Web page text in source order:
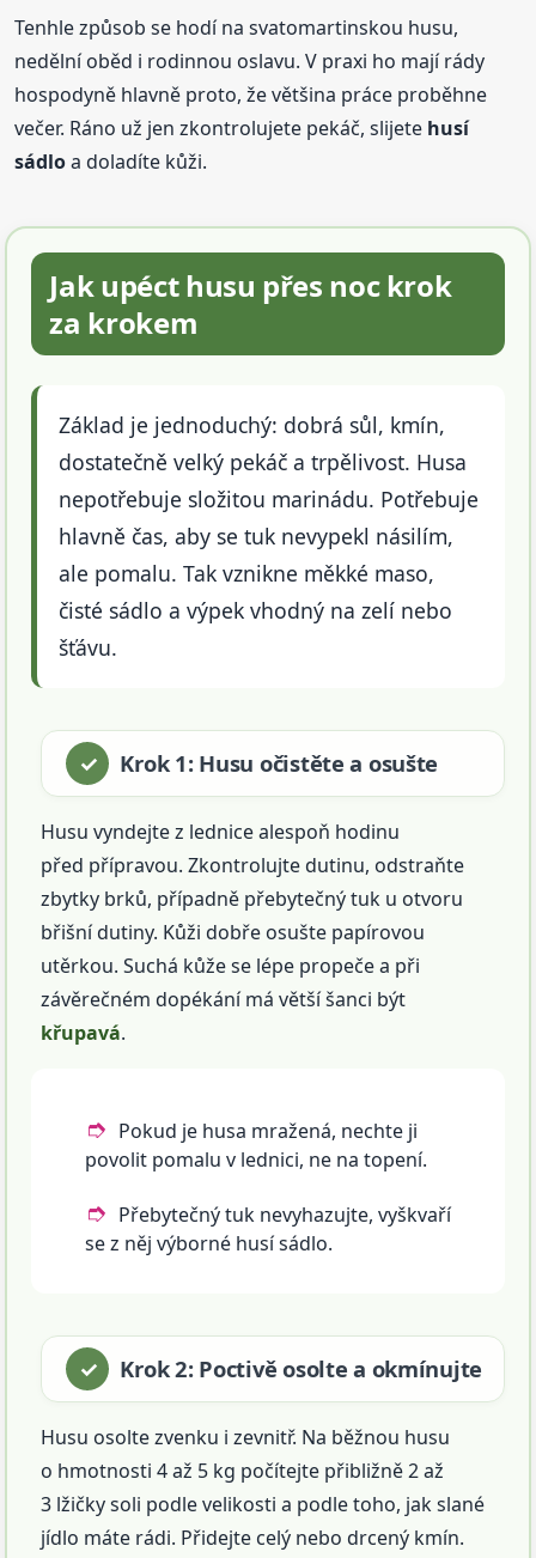
Tenhle způsob se hodí na svatomartinskou husu,
nedělní oběd i rodinnou oslavu. V praxi ho mají rády
hospodyně hlavně proto, že většina práce proběhne
večer. Ráno už jen zkontrolujete pekáč, slijete husí
sádloa doladíte kůži.
Jak upéct husu přes noc krok
za krokem
Základ je jednoduchý: dobrá sůl, kmín,
dostatečně velký pekáč a trpělivost. Husa
nepotřebuje složitou marinádu. Potřebuje
hlavně čas, aby se tuk nevypekl násilím,
ale pomalu. Tak vznikne měkké maso,
čisté sádlo a výpek vhodný na zelí nebo
šťávu.
Krok 1: Husu očistěte a osušte
Husu vyndejte z lednice alespoň hodinu
před přípravou. Zkontrolujte dutinu, odstraňte
zbytky brků, případně přebytečný tuk u otvoru
břišní dutiny. Kůži dobře osušte papírovou
utěrkou. Suchá kůže se lépe propeče a při
závěrečném dopékání má větší šanci být
křupavá.
Pokud je husa mražená, nechte ji
povolit pomalu v lednici, ne na topení.
Přebytečný tuk nevyhazujte, vyškvaří
se z něj výborné husí sádlo.
Krok 2: Poctivě osolte a okmínujte
Husu osolte zvenku i zevnitř. Na běžnou husu
o hmotnosti 4 až 5 kg počítejte přibližně 2 až
3 lžičky soli podle velikosti a podle toho, jak slané
jídlo máte rádi. Přidejte celý nebo drcený kmín.